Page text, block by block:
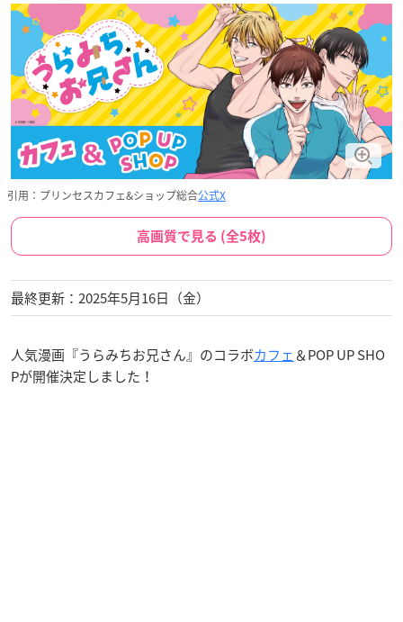
引用：プリンセスカフェ&ショップ総合公式X
高画質で見る (全5枚)
最終更新：2025年5月16日（金）
人気漫画『うらみちお兄さん』のコラボカフェ ＆POP UP SHO
Pが開催決定しました！